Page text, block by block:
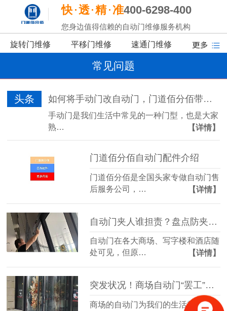
快 透 精 准400-6298-400
您身边值得信赖的自动门维修服务机构
旋转门维修 平移门维修 速通门维修
常见问题
头条 如何将手动门改自动门，门道佰分佰带你了解
手动门是我们生活中常见的一种门型，也是大家
熟…
【详情】
门道佰分佰自动门配件介绍
门道佰分佰是全国头家专做自动门售
后服务公司，…
【详情】
自动门夹人谁担责？盘点防夹传感器的三大“致命盲区”
自动门在各大商场、写字楼和酒店随
处可见，但原…
【详情】
突发状况！商场自动门“罢工”或夹人，你该怎么办？
商场的自动门为我们的生活带来了极